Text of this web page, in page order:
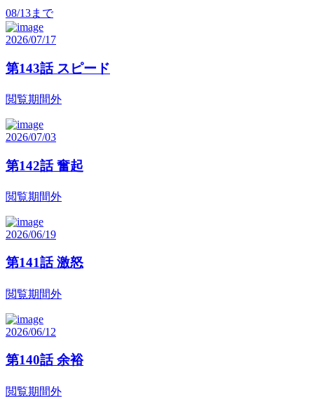
08/13まで
2026/07/17
第143話 スピード
閲覧期間外
2026/07/03
第142話 奮起
閲覧期間外
2026/06/19
第141話 激怒
閲覧期間外
2026/06/12
第140話 余裕
閲覧期間外